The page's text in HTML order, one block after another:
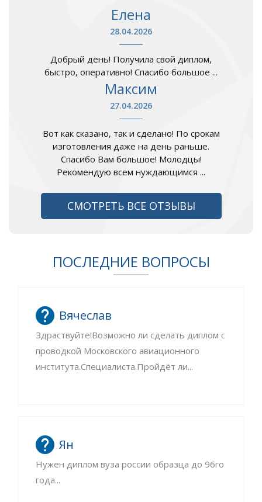
Елена
28.04.2026
Добрый день! Получила свой диплом,
быстро, оперативно! Спасибо большое ...
Максим
27.04.2026
Вот как сказано, так и сделано! По срокам
изготовления даже на день раньше.
Спасибо Вам большое! Молодцы!
Рекомендую всем нуждающимся ...
СМОТРЕТЬ ВСЕ ОТЗЫВЫ
ПОСЛЕДНИЕ ВОПРОСЫ
Вячеслав
Здраствуйте!Возможно ли сделать диплом с
проводкой Московского авиационного
института.Специалиста.Пройдёт ли...
Ян
Нужен диплом вуза россии образца до 96го
года...